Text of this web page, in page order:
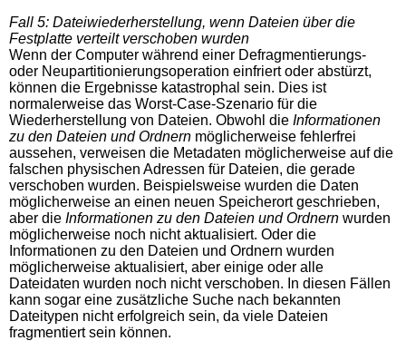
Fall 5: Dateiwiederherstellung, wenn Dateien über die
Festplatte verteilt verschoben wurden
Wenn der Computer während einer Defragmentierungs-
oder Neupartitionierungsoperation einfriert oder abstürzt,
können die Ergebnisse katastrophal sein. Dies ist
normalerweise das Worst-Case-Szenario für die
Wiederherstellung von Dateien. Obwohl die Informationen
zu den Dateien und Ordnern möglicherweise fehlerfrei
aussehen, verweisen die Metadaten möglicherweise auf die
falschen physischen Adressen für Dateien, die gerade
verschoben wurden. Beispielsweise wurden die Daten
möglicherweise an einen neuen Speicherort geschrieben,
aber die Informationen zu den Dateien und Ordnern wurden
möglicherweise noch nicht aktualisiert. Oder die
Informationen zu den Dateien und Ordnern wurden
möglicherweise aktualisiert, aber einige oder alle
Dateidaten wurden noch nicht verschoben. In diesen Fällen
kann sogar eine zusätzliche Suche nach bekannten
Dateitypen nicht erfolgreich sein, da viele Dateien
fragmentiert sein können.